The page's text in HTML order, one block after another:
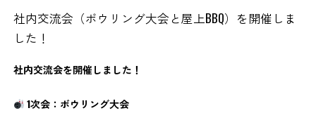
社内交流会（ボウリング大会と屋上BBQ）を開催しま
した！
社内交流会を開催しました！
1次会：ボウリング大会